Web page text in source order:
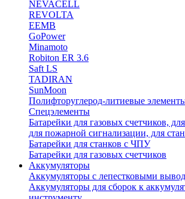
NEVACELL
REVOLTA
EEMB
GoPower
Minamoto
Robiton ER 3.6
Saft LS
TADIRAN
SunMoon
Полифторуглерод-литиевые
Спецэлементы
Батарейки для газовых счетчиков,
для пожарной сигнализации, для
Батарейки для станков с ЧПУ
Батарейки для газовых счетчиков
Аккумуляторы
Аккумуляторы с лепестковыми
Аккумуляторы для сборок к